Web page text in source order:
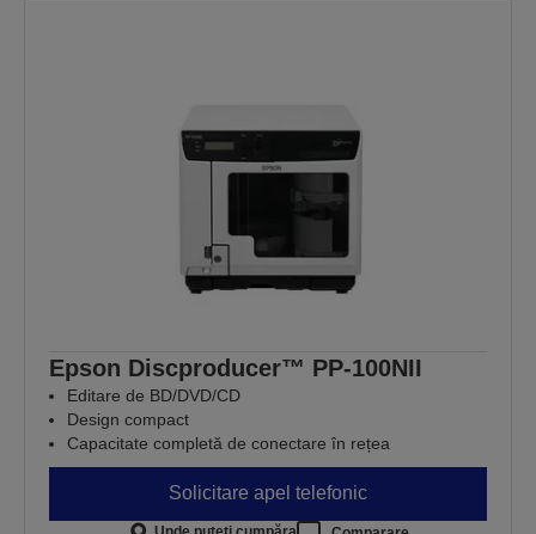
Epson Discproducer™ PP-100NII
Editare de BD/DVD/CD
Design compact
Capacitate completă de conectare în rețea
Solicitare apel telefonic